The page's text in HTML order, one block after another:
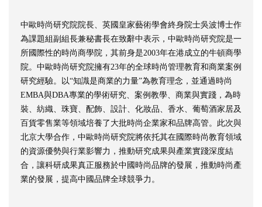
中歐時尚研究院院長、英國皇家藝術學會終身院士吳波博士作
為課題組副組長兼秘書長在致辭中表示，中歐時尚研究院是一
所國際性的時尚商學院，其前身是2003年在港成立的牛頓商學
院。中歐時尚研究院擁有23年的全球時尚管理教育和商業案例
研究經驗。以“知識是商業的力量”為教育理念，並通過時尚
EMBA與DBA專業的學術研究、案例教學、商業與實踐，為時
裝、紡織、珠寶、配飾、設計、化妝品、香水、葡萄酒家居及
百貨零售業等領域培養了大批時尚企業家和品牌高管。此次與
北京大學合作，中歐時尚研究院將依托其在國際時尚教育領域
的資源優勢與行業影響力，推動研究成果與產業實踐深度結
合，讓科研成果真正服務於中國時尚品牌的發展，推動時尚產
業的發展，提高中國品牌全球競爭力。